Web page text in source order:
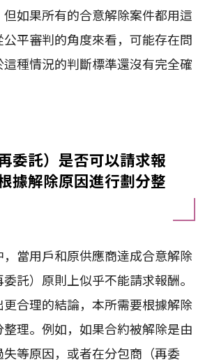
如果所有的合意解除案件都用這
平審判的角度來看，可能存在問
種情況的判斷標準還沒有完全確
委託）是否可以請求報
據解除原因進行劃分整
當用戶和原供應商達成合意解除
託）原則上似乎不能請求報酬。
合理的結論，本所需要根據解除
理。例如，如果合約被解除是由
等原因，或者在分包商（再委